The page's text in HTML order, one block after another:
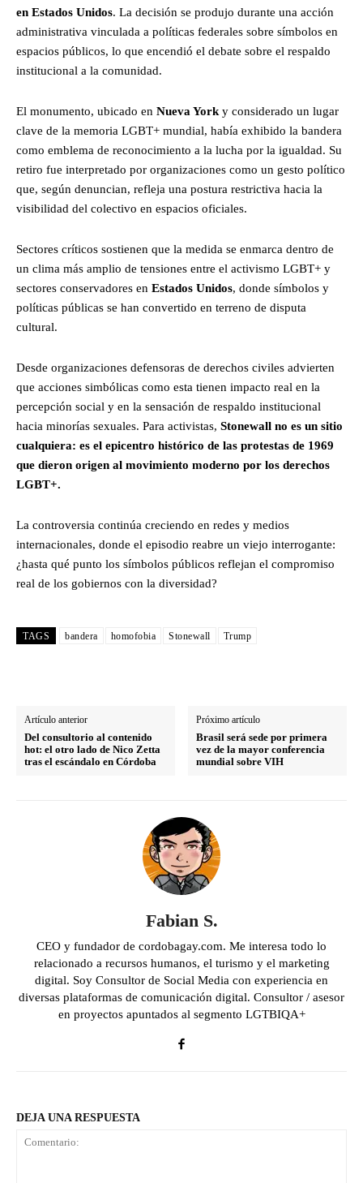
en Estados Unidos. La decisión se produjo durante una acción
administrativa vinculada a políticas federales sobre símbolos en
espacios públicos, lo que encendió el debate sobre el respaldo
institucional a la comunidad.
El monumento, ubicado en Nueva York y considerado un lugar
clave de la memoria LGBT+ mundial, había exhibido la bandera
como emblema de reconocimiento a la lucha por la igualdad. Su
retiro fue interpretado por organizaciones como un gesto político
que, según denuncian, refleja una postura restrictiva hacia la
visibilidad del colectivo en espacios oficiales.
Sectores críticos sostienen que la medida se enmarca dentro de
un clima más amplio de tensiones entre el activismo LGBT+ y
sectores conservadores en Estados Unidos, donde símbolos y
políticas públicas se han convertido en terreno de disputa
cultural.
Desde organizaciones defensoras de derechos civiles advierten
que acciones simbólicas como esta tienen impacto real en la
percepción social y en la sensación de respaldo institucional
hacia minorías sexuales. Para activistas, Stonewall no es un sitio
cualquiera: es el epicentro histórico de las protestas de 1969
que dieron origen al movimiento moderno por los derechos
LGBT+.
La controversia continúa creciendo en redes y medios
internacionales, donde el episodio reabre un viejo interrogante:
¿hasta qué punto los símbolos públicos reflejan el compromiso
real de los gobiernos con la diversidad?
TAGS bandera homofobia Stonewall Trump
Artículo anterior
Del consultorio al contenido
hot: el otro lado de Nico Zetta
tras el escándalo en Córdoba
Próximo artículo
Brasil será sede por primera
vez de la mayor conferencia
mundial sobre VIH
Fabian S.
CEO y fundador de cordobagay.com. Me interesa todo lo
relacionado a recursos humanos, el turismo y el marketing
digital. Soy Consultor de Social Media con experiencia en
diversas plataformas de comunicación digital. Consultor / asesor
en proyectos apuntados al segmento LGTBIQA+
DEJA UNA RESPUESTA